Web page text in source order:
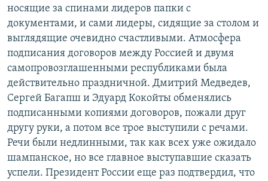
носящие за спинами лидеров папки с
документами, и сами лидеры, сидящие за столом и
выглядящие очевидно счастливыми. Атмосфера
подписания договоров между Россией и двумя
самопровозглашенными республиками была
действительно праздничной. Дмитрий Медведев,
Сергей Багапш и Эдуард Кокойты обменялись
подписанными копиями договоров, пожали друг
другу руки, а потом все трое выступили с речами.
Речи были недлинными, так как всех уже ожидало
шампанское, но все главное выступавшие сказать
успели. Президент России еще раз подтвердил, что